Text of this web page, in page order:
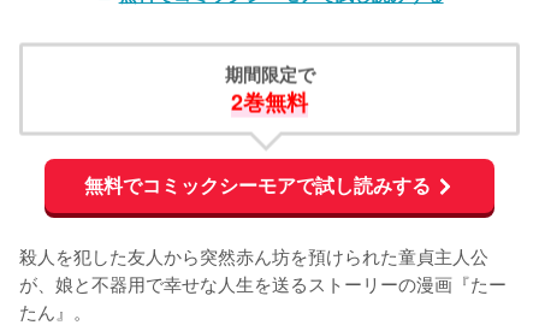
期間限定で
2巻無料
無料でコミックシーモアで試し読みする
殺人を犯した友人から突然赤ん坊を預けられた童貞主人公
が、娘と不器用で幸せな人生を送るストーリーの漫画『たー
たん』。